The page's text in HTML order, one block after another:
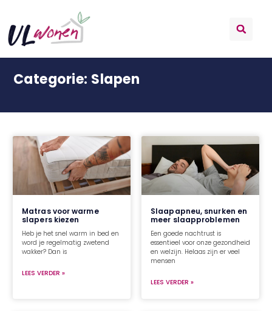
Categorie: Slapen
Matras voor warme
slapers kiezen
Heb je het snel warm in bed en
word je regelmatig zwetend
wakker? Dan is
LEES VERDER »
Slaapapneu, snurken en
meer slaapproblemen
Een goede nachtrust is
essentieel voor onze gezondheid
en welzijn. Helaas zijn er veel
mensen
LEES VERDER »